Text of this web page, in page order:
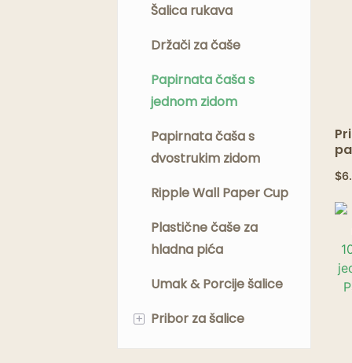
$
Šalica rukava
Držači za čaše
Papirnata čaša s
jednom zidom
Papirnata čaša s
dvostrukim zidom
Ripple Wall Paper Cup
Plastične čaše za
hladna pića
Umak & Porcije šalice
+ Pribor za šalice
Slamke za šalice